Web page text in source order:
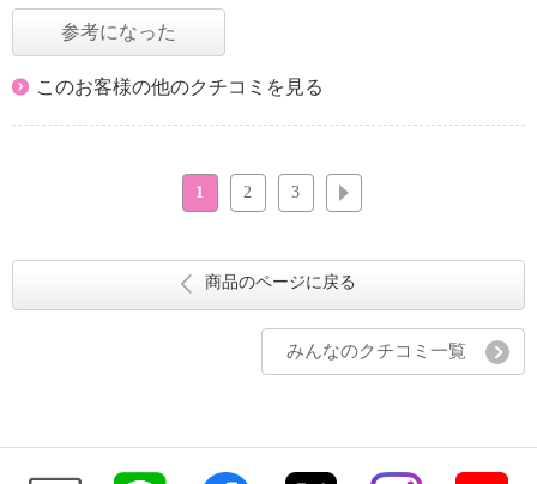
参考になった
このお客様の他のクチコミを見る
1 2 3
商品のページに戻る
みんなのクチコミ一覧